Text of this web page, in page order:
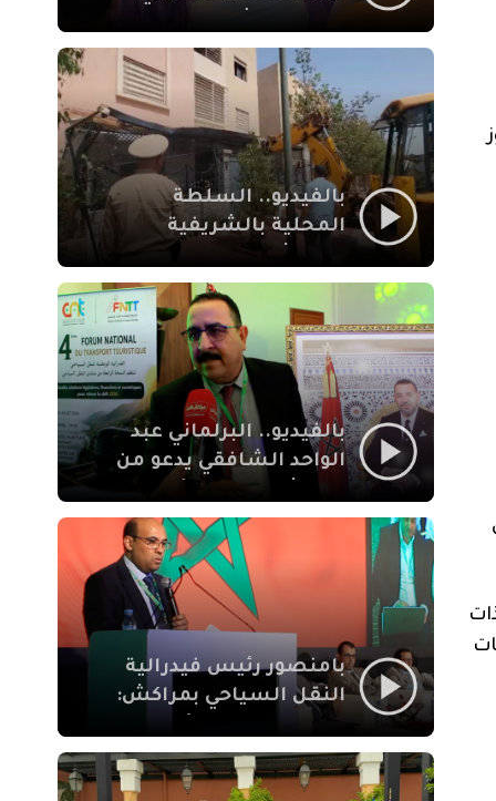
مقراً بمقاطعة سيدي
يوسف بن علي مراكش
بالفيديو.. السلطة
المحلية بالشريفية
بنايات غير قانونية بإقامة
الإيمان
بالفيديو.. البرلماني عبد
الواحد الشافقي يدعو من
النقل السياحي لمواكبة
بامنصور رئيس فيدرالية
النقل السياحي بمراكش:
والاصلاح التشريعي
ركيزتان أساسيتان لكسب